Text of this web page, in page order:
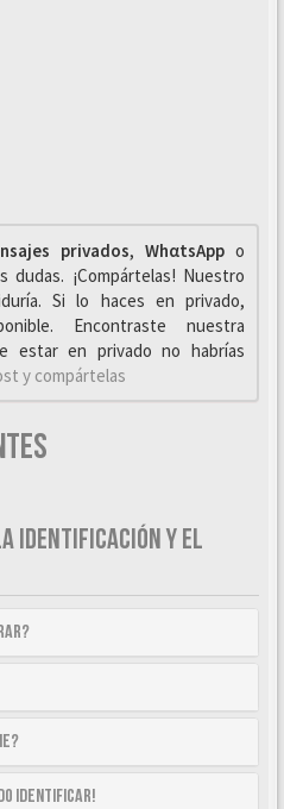
privados, WhαtsAppo
dudas. ¡Compártelas! Nuestro
Si lo haces en privado,
Encontraste nuestra
estar en privado no habrías
y compártelas
IDENTIFICACIÓN Y EL
identificar!